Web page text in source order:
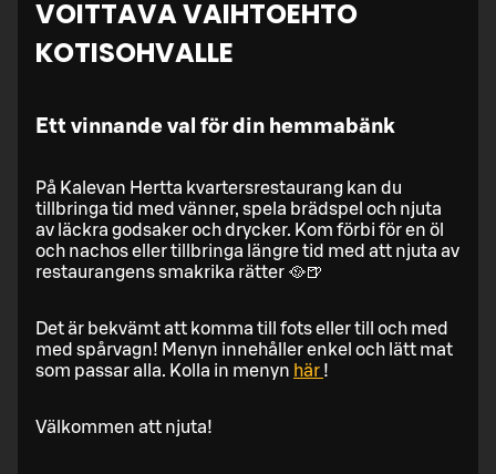
VOITTAVA VAIHTOEHTO
KOTISOHVALLE
Ett vinnande val för din hemmabänk
På Kalevan Hertta kvartersrestaurang kan du
tillbringa tid med vänner, spela brädspel och njuta
av läckra godsaker och drycker. Kom förbi för en öl
och nachos eller tillbringa längre tid med att njuta av
restaurangens smakrika rätter 🥘🍺
Det är bekvämt att komma till fots eller till och med
med spårvagn! Menyn innehåller enkel och lätt mat
som passar alla. Kolla in menyn här !
Välkommen att njuta!